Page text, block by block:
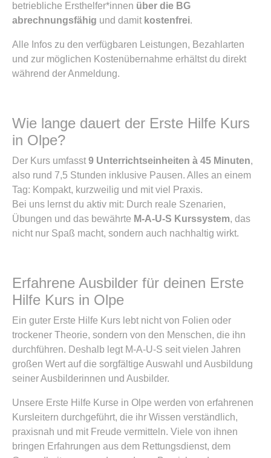
betriebliche Ersthelfer*innen über die BG
abrechnungsfähig und damit kostenfrei.
Alle Infos zu den verfügbaren Leistungen, Bezahlarten
und zur möglichen Kostenübernahme erhältst du direkt
während der Anmeldung.
Wie lange dauert der Erste Hilfe Kurs
in Olpe?
Der Kurs umfasst 9 Unterrichtseinheiten à 45 Minuten,
also rund 7,5 Stunden inklusive Pausen. Alles an einem
Tag: Kompakt, kurzweilig und mit viel Praxis.
Bei uns lernst du aktiv mit: Durch reale Szenarien,
Übungen und das bewährte M-A-U-S Kurssystem, das
nicht nur Spaß macht, sondern auch nachhaltig wirkt.
Erfahrene Ausbilder für deinen Erste
Hilfe Kurs in Olpe
Ein guter Erste Hilfe Kurs lebt nicht von Folien oder
trockener Theorie, sondern von den Menschen, die ihn
durchführen. Deshalb legt M-A-U-S seit vielen Jahren
großen Wert auf die sorgfältige Auswahl und Ausbildung
seiner Ausbilderinnen und Ausbilder.
Unsere Erste Hilfe Kurse in Olpe werden von erfahrenen
Kursleitern durchgeführt, die ihr Wissen verständlich,
praxisnah und mit Freude vermitteln. Viele von ihnen
bringen Erfahrungen aus dem Rettungsdienst, dem